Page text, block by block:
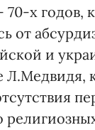
х годов,
от
и
Л.Медвидя,